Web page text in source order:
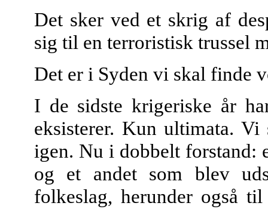
Det sker ved et skrig af
sig til en terroristisk trussel
Det er i Syden vi skal finde
I de sidste krigeriske år
eksisterer. Kun ultimata.
igen. Nu i dobbelt forstand:
og et andet som blev
folkeslag, herunder også